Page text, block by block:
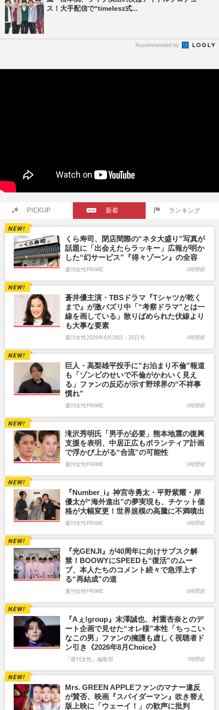
ス！大手配信で“timelesz式...
Recommended by
PICKUP 新着 ランキング
くら寿司、閉店間際の“ネタ大盛り”写真が
話題に「出会えたらラッキー」広報が明か
した“幻サービス”『得々ゾーン』の全容
週刊女性PRIME 2時間前
蒼井優主演・TBSドラマ『Tシャツが乾く
まで』が激バズリ中「“考察ドラマ”とは一
線を画している」散りばめられた伏線より
も大事な要素
週刊女性2026年8月18日・25日号 3時間前
巨人・高梨雄平投手に”お泊まり不倫”報道
も「ゾンビのせいで不倫がかわいく見え
る」ファンの反応が示す野球界の“不祥事
慣れ”
週刊女性PRIME 5時間前
滝沢秀明氏「男手が必要」熊本地震の復興
支援を表明、中居正広もボランティア計画
で浮かび上がる“合流”の可能性
週刊女性PRIME 5時間前
『Number_i』神宮寺勇太・平野紫耀・岸
優太が“海外進出”の夢実現も、チケット価
格が大幅変更！世界規模の高騰に不満噴出
週刊女性PRIME 6時間前
『光GENJI』が40周年に向けサブスク解
禁！BOOWYにSPEEDも“復活”のムー
ブ、本人たちのコメント続々で急浮上す
る“再結成”の道
週刊女性PRIME 6時間前
『Aぇ!group』末澤誠也、村重杏奈とのデ
ート企画で見せた“オレ様”本性「ちっこい
なこの男」ファンの擁護も虚しく視聴者ド
ン引き《2026年8月Choice》
『週刊女性』編集部 7時間前
Mrs. GREEN APPLEファンのマナー違反
が賛否、映画『スパイダーマン』吹き替え
版上映に「ウェーイ！」の歓声に批判